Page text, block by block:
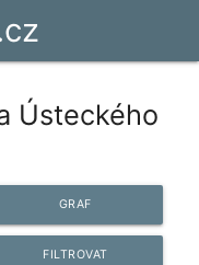
Ústeckého
GRAF
FILTROVAT